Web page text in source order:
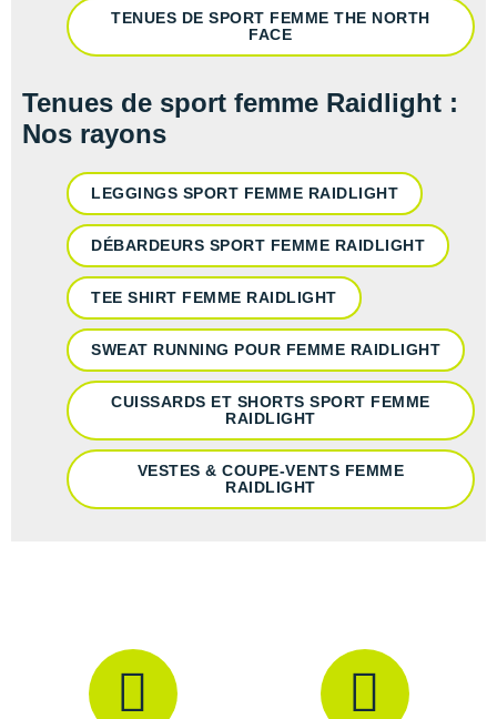
TENUES DE SPORT FEMME THE NORTH
FACE
Tenues de sport femme Raidlight :
Nos rayons
LEGGINGS SPORT FEMME RAIDLIGHT
DÉBARDEURS SPORT FEMME RAIDLIGHT
TEE SHIRT FEMME RAIDLIGHT
SWEAT RUNNING POUR FEMME RAIDLIGHT
CUISSARDS ET SHORTS SPORT FEMME
RAIDLIGHT
VESTES & COUPE-VENTS FEMME
RAIDLIGHT